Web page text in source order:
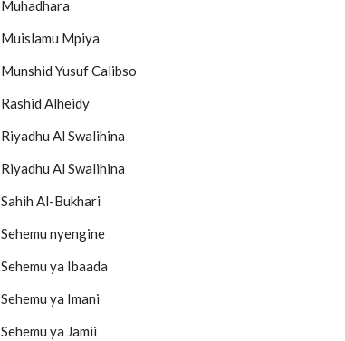
Muhadhara
Muislamu Mpiya
Munshid Yusuf Calibso
Rashid Alheidy
Riyadhu Al Swalihina
Riyadhu Al Swalihina
Sahih Al-Bukhari
Sehemu nyengine
Sehemu ya Ibaada
Sehemu ya Imani
Sehemu ya Jamii